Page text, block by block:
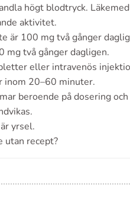
högt blodtryck.
aktivitet.
är 100 mg två gånger
mg två gånger dagligen.
eller intravenös
inom 20–60 minuter.
beroende på dosering
yrsel.
utan recept?